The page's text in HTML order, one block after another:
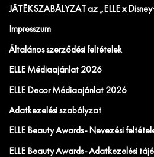
JÁTÉKSZABÁLYZAT az „ELLE x
Impresszum
Általános szerződési feltételek
ELLE Médiaajánlat 2026
ELLE Decor Médiaajánlat 2026
Adatkezelési szabályzat
ELLE Beauty Awards - Nevezési
ELLE Beauty Awards - Adatkezelési